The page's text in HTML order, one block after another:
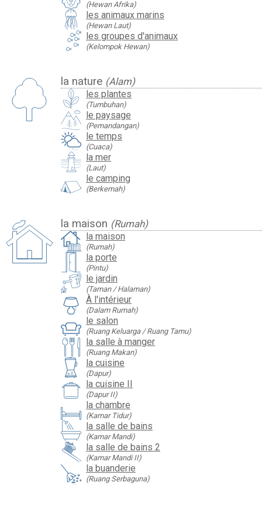
(Hewan Afrika)
les animaux marins
(Hewan Laut)
les groupes d'animaux
(Kelompok Hewan)
la nature (Alam)
les plantes
(Tumbuhan)
le paysage
(Pemandangan)
le temps
(Cuaca)
la mer
(Laut)
le camping
(Berkemah)
la maison (Rumah)
la maison
(Rumah)
la porte
(Pintu)
le jardin
(Taman / Halaman)
À l'intérieur
(Dalam Rumah)
le salon
(Ruang Keluarga / Ruang Tamu)
la salle à manger
(Ruang Makan)
la cuisine
(Dapur)
la cuisine II
(Dapur II)
la chambre
(Kamar Tidur)
la salle de bains
(Kamar Mandi)
la salle de bains 2
(Kamar Mandi II)
la buanderie
(Ruang Serbaguna)